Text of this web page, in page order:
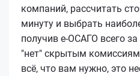
компаний, рассчитать
минуту и выбрать
получив е-ОСАГО всего
"нет" скрытым
всё, что вам нужно, это